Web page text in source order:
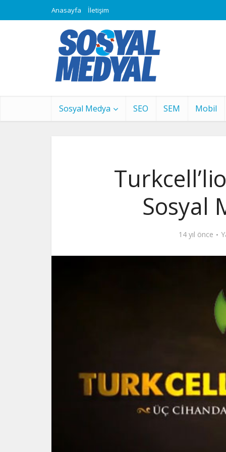
Anasayfa İletişim
Sosyal Medya SEO SEM Mobil
Sosyal
14 yıl önce